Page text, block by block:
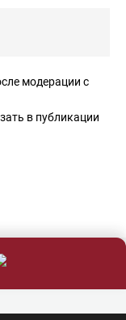
модерации с
в публикации